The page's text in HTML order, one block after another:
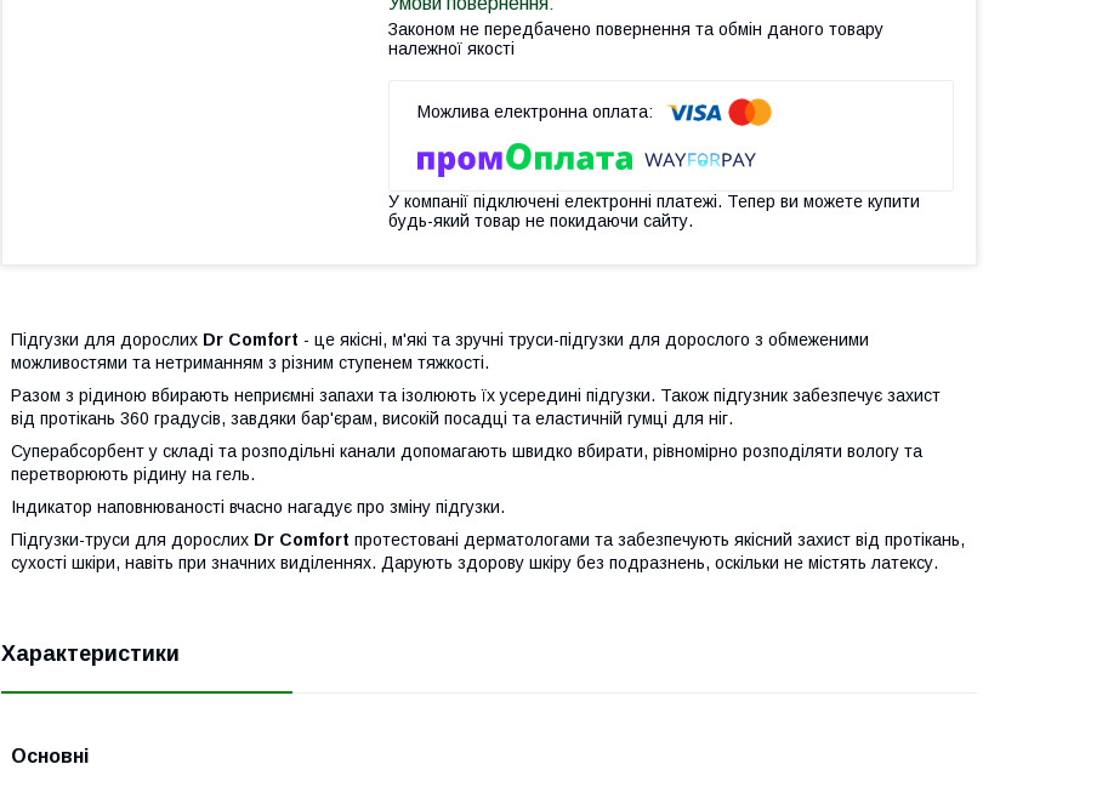
Законом не передбачено повернення та обмін даного товару
належної якості
У компанії підключені електронні платежі. Тепер ви можете купити
будь-який товар не покидаючи сайту.
Підгузки для дорослих Dr Comfort - це якісні, м'які та зручні труси-підгузки для дорослого з обмеженими
можливостями та нетриманням з різним ступенем тяжкості.
Разом з рідиною вбирають неприємні запахи та ізолюють їх усередині підгузки. Також підгузник забезпечує захист
від протікань 360 градусів, завдяки бар'єрам, високій посадці та еластичній гумці для ніг.
Суперабсорбент у складі та розподільні канали допомагають швидко вбирати, рівномірно розподіляти вологу та
перетворюють рідину на гель.
Індикатор наповнюваності вчасно нагадує про зміну підгузки.
Підгузки-труси для дорослих Dr Comfort протестовані дерматологами та забезпечують якісний захист від протікань,
сухості шкіри, навіть при значних виділеннях. Дарують здорову шкіру без подразнень, оскільки не містять латексу.
Характеристики
Основні